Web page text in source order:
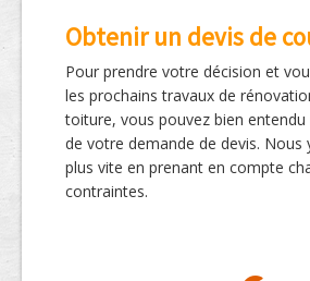
Obtenir un devis de
Pour prendre votre décision et
les prochains travaux de
toiture, vous pouvez bien
de votre demande de devis. Nous
plus vite en prenant en compte
contraintes.